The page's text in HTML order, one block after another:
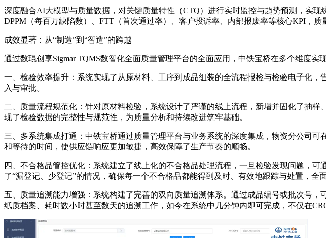
深度融合AI大模型与质量数据，对关键质量特性（CTQ）进行实时监控与趋势预测，实
DPPM（每百万缺陷数）、FTT（首次通过率）、客户投诉率、内部报废率等核心KPI，
成效显著：从“制造”到“智造”的跨越
通过数琨创享Sigmar TQMS数智化全面质量管理平台的全面应用，中铁宝桥在多个维度实
一、检验效率提升：系统实现了从原材料、工序到成品组装的全流程报检与检验电子化
入与审批。
二、质量流程规范化：针对原材料检验，系统设计了严谨的线上流程，新增并固化了抽
现了检验数据的完整性与规范性，为质量分析和持续改进筑牢基础。
三、多系统集成打通：中铁宝桥通过质量管理平台与业务系统的深度集成，物资分公司
和等待的时间，使供应链响应更加敏捷，高效保障了生产节奏的顺畅。
四、不合格品管控优化：系统建立了线上化的不合格品处理流程，一旦检验发现问题，
了“漏登记、少登记”的情况，确保每一个不合格品都能得到及时、有效地跟踪与处置，全
五、质量追溯能力增强：系统构建了完善的双向质量追溯体系。通过成品编号或批次号
纸质档案、耗时数小时甚至数天的追溯工作，如今在系统中几分钟内即可完成，不仅在